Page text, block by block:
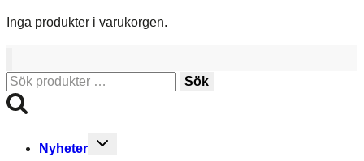
Inga produkter i varukorgen.
Sök
efter:
Sök
Nyheter
Toggle